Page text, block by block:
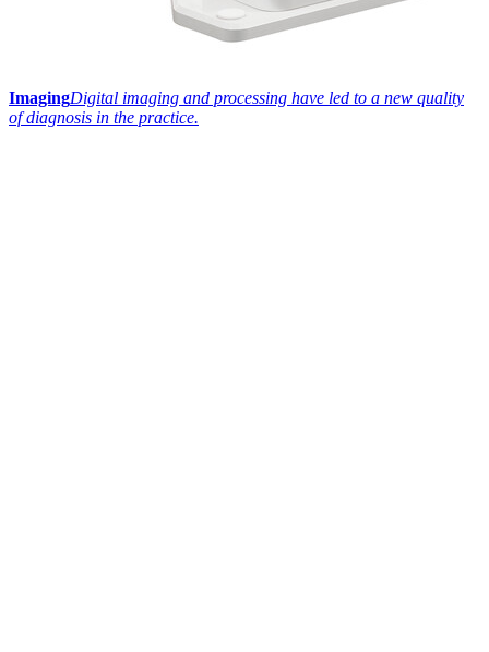
ImagingDigital imaging and processing have led to a new quality
of diagnosis in the practice.